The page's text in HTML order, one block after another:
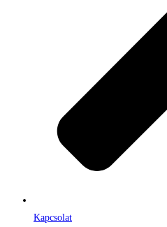
Kapcsolat